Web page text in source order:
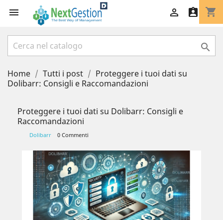
 shopping_cart
 

Home Tutti i post
Proteggere i tuoi dati su
Dolibarr: Consigli e Raccomandazioni
Proteggere i tuoi dati su Dolibarr: Consigli e
Raccomandazioni
Dolibarr 0 Commenti